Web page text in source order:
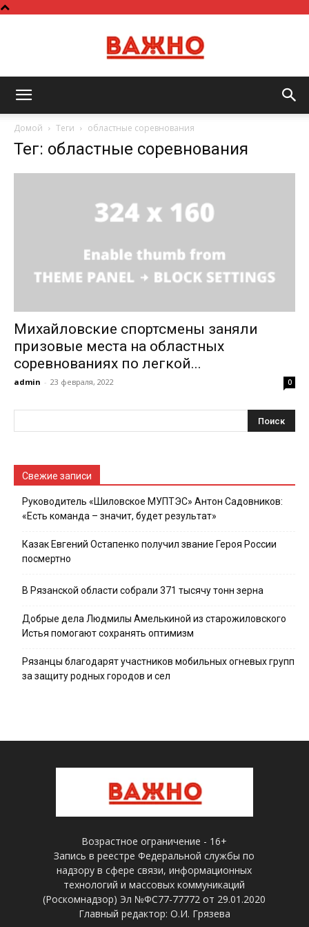
Домой Теги областные соревнования
Тег: областные соревнования
Михайловские спортсмены заняли
призовые места на областных
соревнованиях по легкой...
admin - 23 февраля, 2022 0
Свежие записи
Руководитель «Шиловское МУПТЭС» Антон Садовников:
«Есть команда – значит, будет результат»
Казак Евгений Остапенко получил звание Героя России
посмертно
В Рязанской области собрали 371 тысячу тонн зерна
Добрые дела Людмилы Амелькиной из старожиловского
Истья помогают сохранять оптимизм
Рязанцы благодарят участников мобильных огневых групп
за защиту родных городов и сел
Возрастное ограничение - 16+
Запись в реестре Федеральной службы по
надзору в сфере связи, информационных
технологий и массовых коммуникаций
(Роскомнадзор) Эл №ФС77-77772 от 29.01.2020
Главный редактор: О.И. Грязева